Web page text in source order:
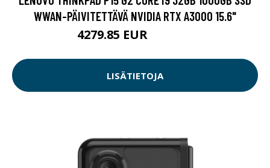
WWAN-PÄIVITETTÄVÄ NVIDIA RTX A3000 15.6"
4279.85 EUR
LISÄTIETOJA